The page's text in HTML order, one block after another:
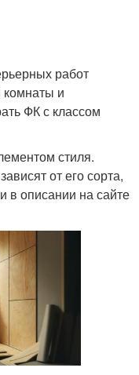
работ
комнаты и
ФК с классом
стиля.
от его сорта,
в описании на сайте